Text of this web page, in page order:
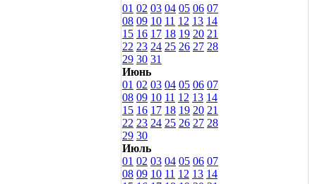
01 02 03 04 05 06 07
08 09 10 11 12 13 14
15 16 17 18 19 20 21
22 23 24 25 26 27 28
29 30 31
Июнь
01 02 03 04 05 06 07
08 09 10 11 12 13 14
15 16 17 18 19 20 21
22 23 24 25 26 27 28
29 30
Июль
01 02 03 04 05 06 07
08 09 10 11 12 13 14